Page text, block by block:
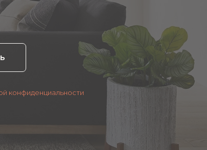
конфиденциальности